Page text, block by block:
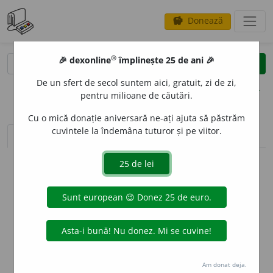
savings Donează
clear
opțiuni
sinteza definițiilor (1) definiții (3) declinări
info
Aceste definiții sunt compilate de
echipa dexonline. Definițiile
originale se află pe filadefiniții.
preferințe
🎉 dexonline® împlinește 25 de ani 🎉
De un sfert de secol suntem aici, gratuit, zi de zi,
pentru milioane de căutări.
Cu o mică donație aniversară ne-ați ajuta să păstrăm
cuvintele la îndemâna tuturor și pe viitor.
Am donat deja.